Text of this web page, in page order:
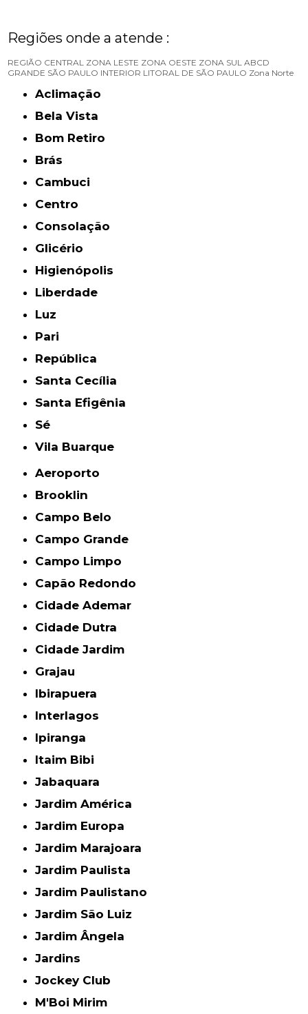
Regiões onde a atende :
REGIÃO CENTRAL ZONA LESTE ZONA OESTE ZONA SUL ABCD
GRANDE SÃO PAULO INTERIOR LITORAL DE SÃO PAULO Zona Norte
Aclimação
Bela Vista
Bom Retiro
Brás
Cambuci
Centro
Consolação
Glicério
Higienópolis
Liberdade
Luz
Pari
República
Santa Cecília
Santa Efigênia
Sé
Vila Buarque
Aeroporto
Brooklin
Campo Belo
Campo Grande
Campo Limpo
Capão Redondo
Cidade Ademar
Cidade Dutra
Cidade Jardim
Grajau
Ibirapuera
Interlagos
Ipiranga
Itaim Bibi
Jabaquara
Jardim América
Jardim Europa
Jardim Marajoara
Jardim Paulista
Jardim Paulistano
Jardim São Luiz
Jardim Ângela
Jardins
Jockey Club
M'Boi Mirim